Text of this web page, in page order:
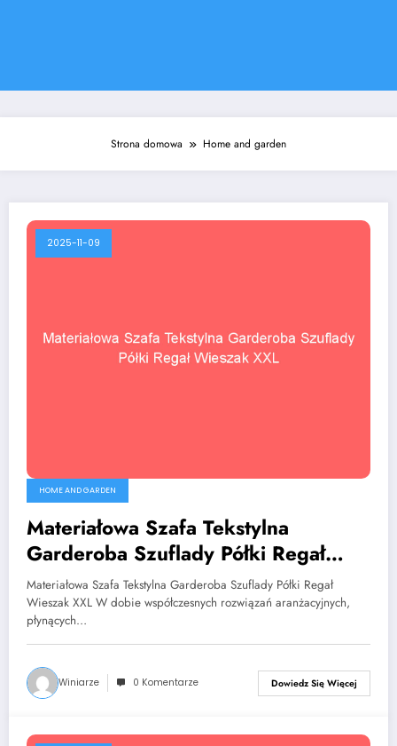
Strona domowa Home and garden
2025-11-09
HOME AND GARDEN
Materiałowa Szafa Tekstylna
Garderoba Szuflady Półki Regał
Wieszak XXL
Materiałowa Szafa Tekstylna Garderoba Szuflady Półki Regał
Wieszak XXL W dobie współczesnych rozwiązań aranżacyjnych,
płynących…
Winiarze 0 Komentarze Dowiedz Się Więcej